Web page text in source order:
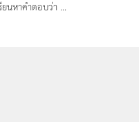
ยนหาคำตอบว่า ...